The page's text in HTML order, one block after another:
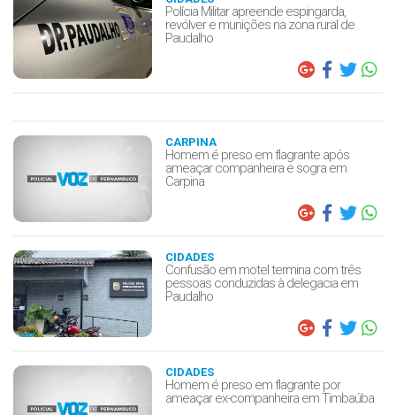
Polícia Militar apreende espingarda,
revólver e munições na zona rural de
Paudalho
CARPINA
Homem é preso em flagrante após
ameaçar companheira e sogra em
Carpina
CIDADES
Confusão em motel termina com três
pessoas conduzidas à delegacia em
Paudalho
CIDADES
Homem é preso em flagrante por
ameaçar ex-companheira em Timbaúba